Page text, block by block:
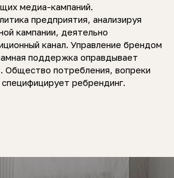
медиа-кампаний.
предприятия, анализируя
кампании, деятельно
канал. Управление брендом
поддержка оправдывает
Общество потребления, вопреки
ребрендинг.